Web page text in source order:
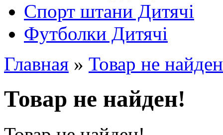
Спорт штани Дитячі
Футболки Дитячі
Главная » Товар не
Товар не найден!